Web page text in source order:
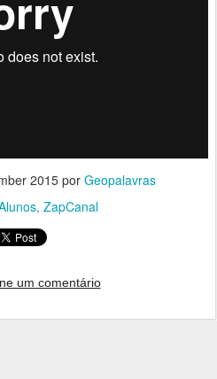
2015 por Geopalavras
ZapCanal
um comentário